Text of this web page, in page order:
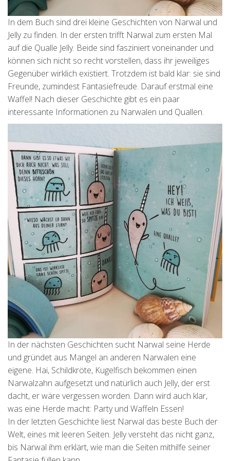
In dem Buch sind drei kleine Geschichten von Narwal und
Jelly zu finden. In der ersten trifft Narwal zum ersten Mal
auf die Qualle Jelly. Beide sind fasziniert voneinander und
können sich nicht so recht vorstellen, dass ihr jeweiliges
Gegenüber wirklich existiert. Trotzdem ist bald klar: sie sind
Freunde, zumindest Fantasiefreude. Darauf erstmal eine
Waffel! Nach dieser Geschichte gibt es ein paar
interessante Informationen zu Narwalen und Quallen.
In der nächsten Geschichten sucht Narwal seine Herde
und gründet aus Mangel an anderen Narwalen eine
eigene. Hai, Schildkröte, Kugelfisch bekommen einen
Narwalzahn aufgesetzt und natürlich auch Jelly, der erst
dacht, er wäre vergessen worden. Dann wird auch klar,
was eine Herde macht: Party und Waffeln Essen!
In der letzten Geschichte liest Narwal das beste Buch der
Welt, eines mit leeren Seiten. Jelly versteht das nicht ganz,
bis Narwal ihm erklärt, wie man die Seiten mithilfe seiner